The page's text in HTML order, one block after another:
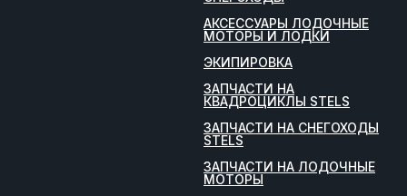
АКСЕССУАРЫ ЛОДОЧНЫЕ
МОТОРЫ И ЛОДКИ
ЭКИПИРОВКА
ЗАПЧАСТИ НА
КВАДРОЦИКЛЫ STELS
ЗАПЧАСТИ НА СНЕГОХОДЫ
STELS
ЗАПЧАСТИ НА ЛОДОЧНЫЕ
МОТОРЫ